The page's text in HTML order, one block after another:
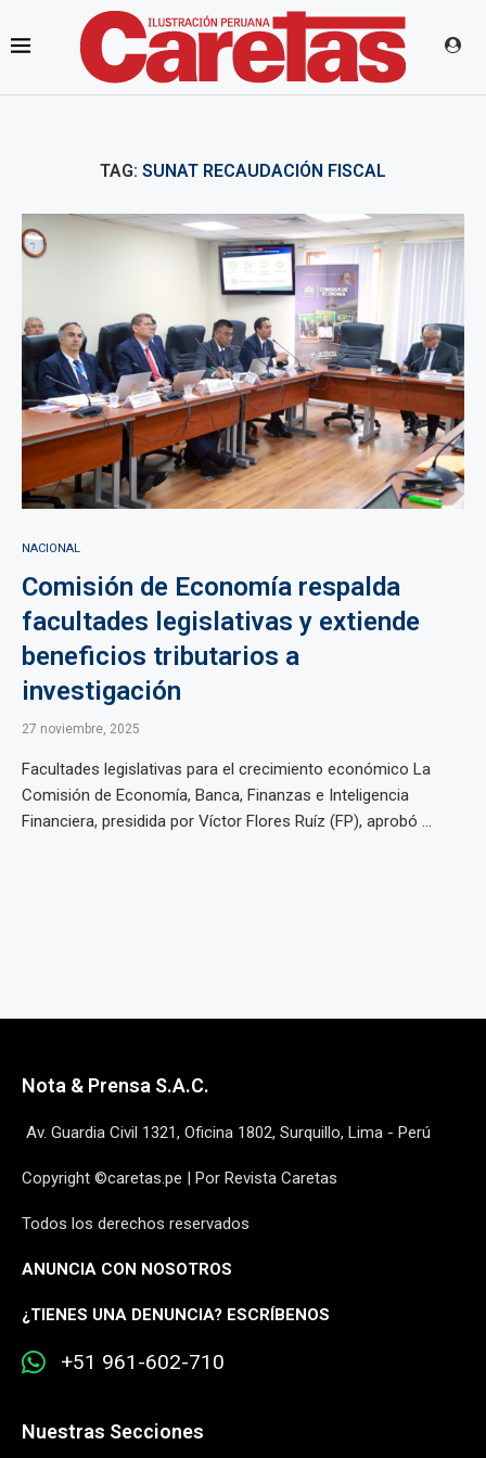
TAG: SUNAT RECAUDACIÓN FISCAL
NACIONAL
Comisión de Economía respalda
facultades legislativas y extiende
beneficios tributarios a
investigación
27 noviembre, 2025
Facultades legislativas para el crecimiento económico La
Comisión de Economía, Banca, Finanzas e Inteligencia
Financiera, presidida por Víctor Flores Ruíz (FP), aprobó ...
Nota & Prensa S.A.C.
Av. Guardia Civil 1321, Oficina 1802, Surquillo, Lima - Perú
Copyright ©caretas.pe | Por Revista Caretas
Todos los derechos reservados
ANUNCIA CON NOSOTROS
¿TIENES UNA DENUNCIA? ESCRÍBENOS
+51 961-602-710
Nuestras Secciones